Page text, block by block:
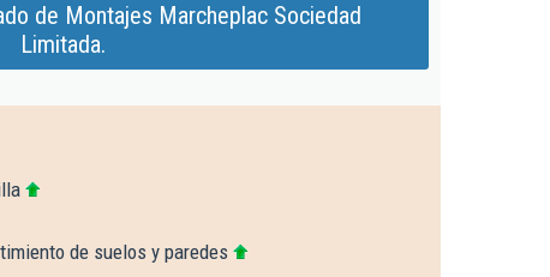
de Montajes Marcheplac Sociedad
Limitada.
de suelos y paredes